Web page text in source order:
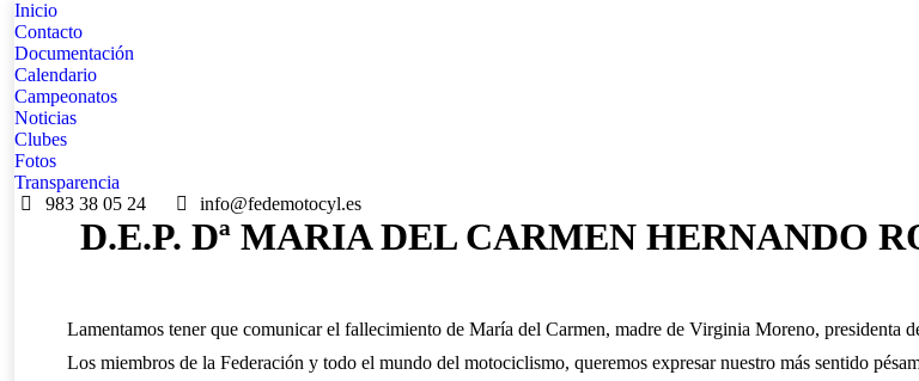
Inicio
Contacto
Documentación
Calendario
Campeonatos
Noticias
Clubes
Fotos
Transparencia
983 38 05 24
info@fedemotocyl.es
D.E.P. Dª MARIA DEL CARMEN HERNANDO
Lamentamos tener que comunicar el fallecimiento de María del Carmen, madre de Virginia Moreno, presidenta
Los miembros de la Federación y todo el mundo del motociclismo, queremos expresar nuestro más sentido